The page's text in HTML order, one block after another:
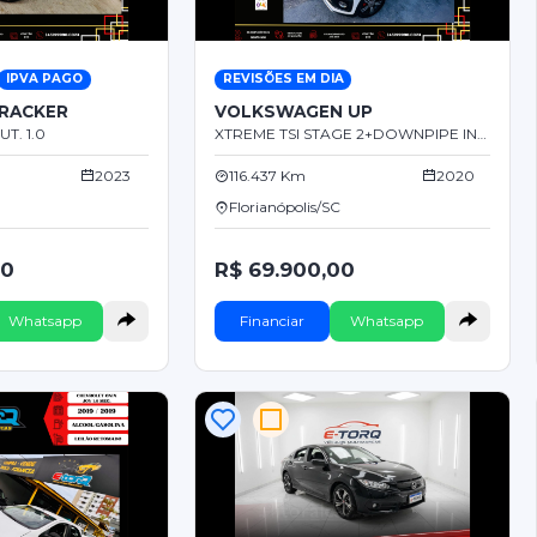
IPVA PAGO
1.0
2023
Whatsapp
REVISÕES EM DIA
VOLKSWAGEN UP
116.437 Km
2020
Florianópolis/SC
R$ 69.900,00
Financiar Whatsapp